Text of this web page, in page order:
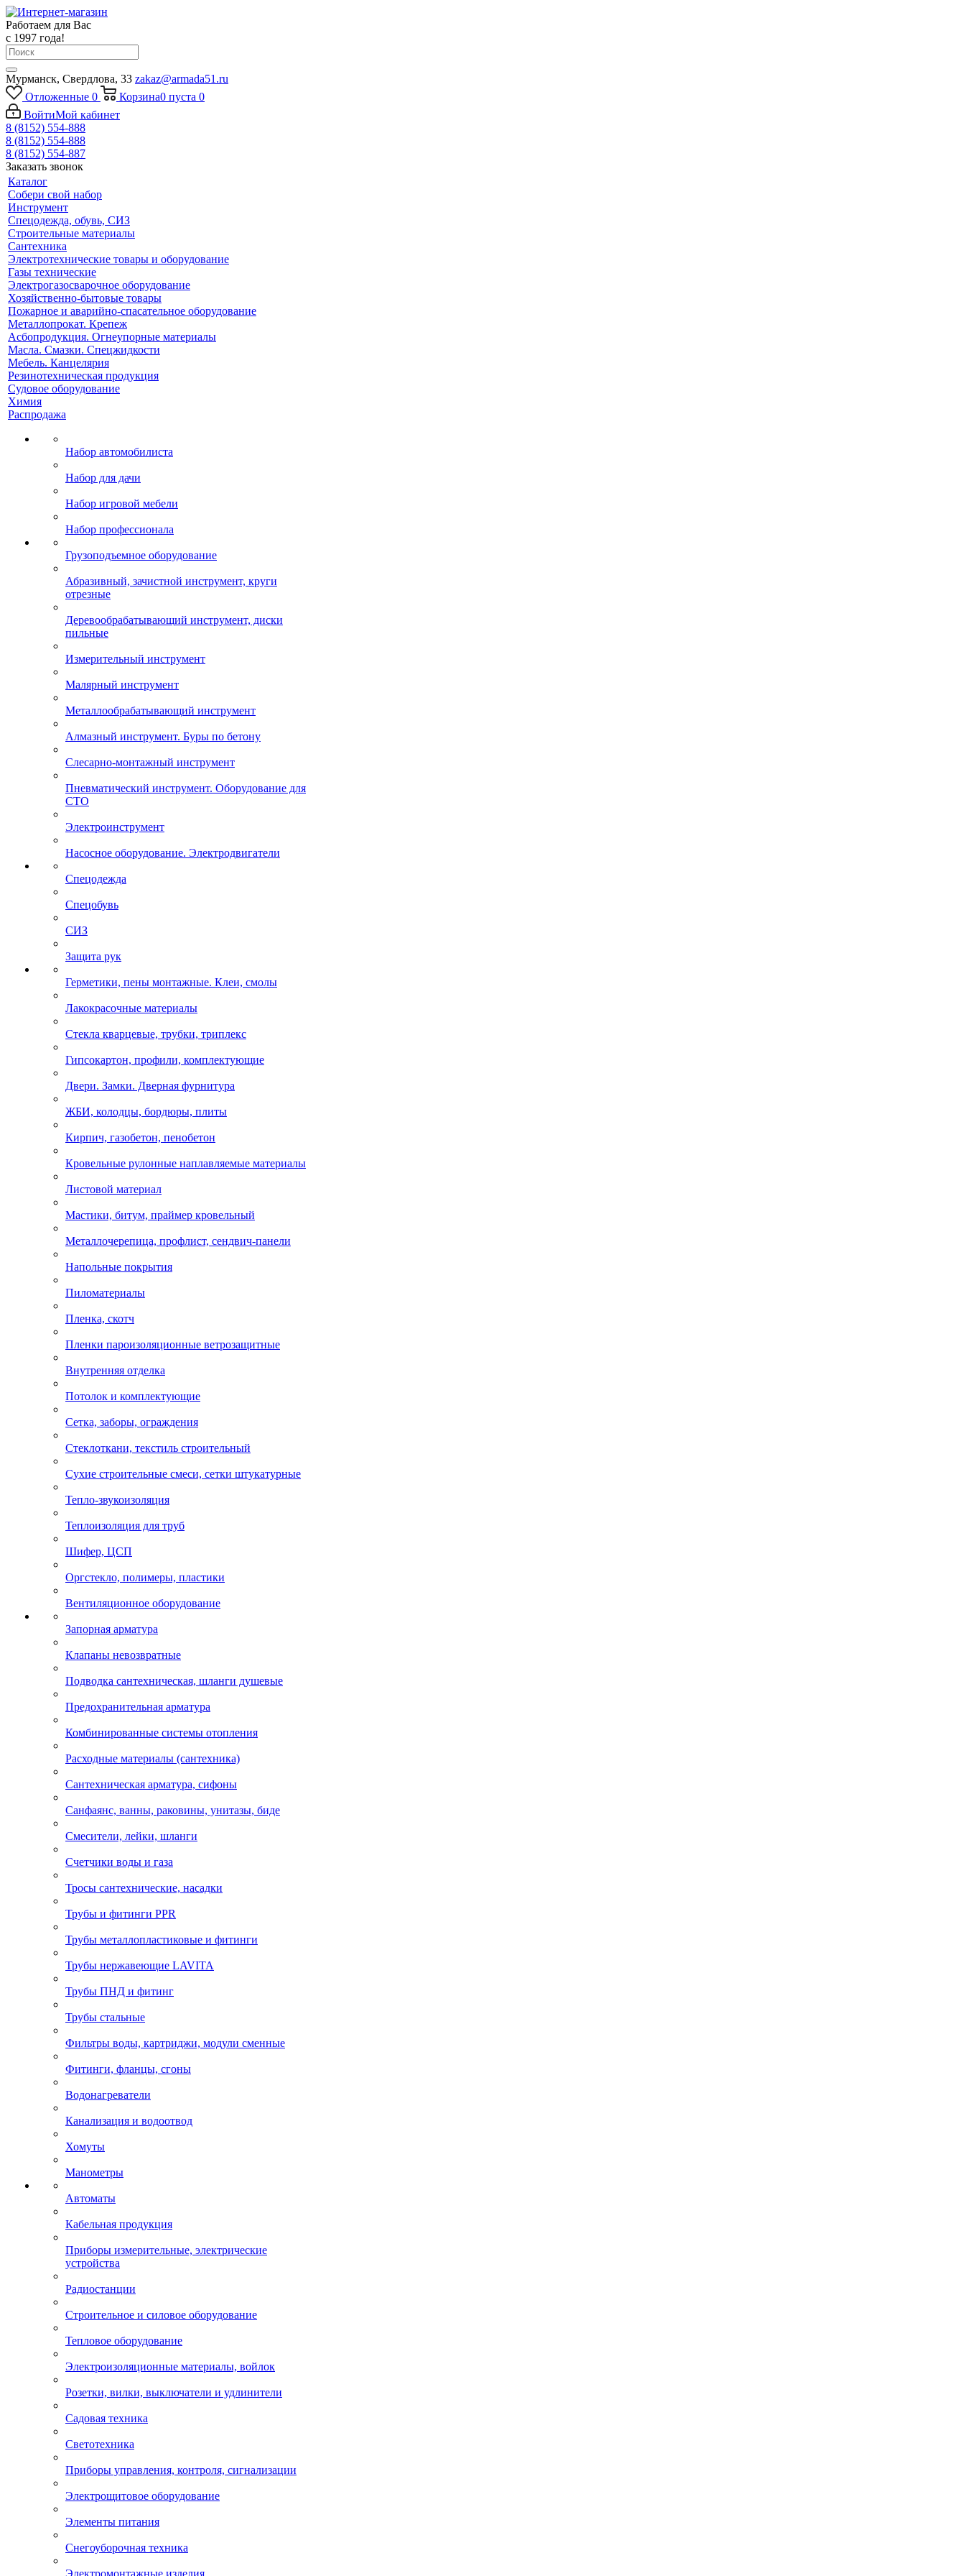
Работаем для Вас
с 1997 года!
Мурманск, Свердлова, 33 zakaz@armada51.ru
Отложенные 0 Корзина0 пуста 0
ВойтиМой кабинет
8 (8152) 554-888
8 (8152) 554-888
8 (8152) 554-887
Заказать звонок
Каталог
Собери свой набор
Инструмент
Спецодежда, обувь, СИЗ
Строительные материалы
Сантехника
Электротехнические товары и оборудование
Газы технические
Электрогазосварочное оборудование
Хозяйственно-бытовые товары
Пожарное и аварийно-спасательное оборудование
Металлопрокат. Крепеж
Асбопродукция. Огнеупорные материалы
Масла. Смазки. Спецжидкости
Мебель. Канцелярия
Резинотехническая продукция
Судовое оборудование
Химия
Распродажа
Набор автомобилиста
Набор для дачи
Набор игровой мебели
Набор профессионала
Грузоподъемное оборудование
Абразивный, зачистной инструмент, круги
отрезные
Деревообрабатывающий инструмент, диски
пильные
Измерительный инструмент
Малярный инструмент
Металлообрабатывающий инструмент
Алмазный инструмент. Буры по бетону
Слесарно-монтажный инструмент
Пневматический инструмент. Оборудование для
СТО
Электроинструмент
Насосное оборудование. Электродвигатели
Спецодежда
Спецобувь
СИЗ
Защита рук
Герметики, пены монтажные. Клеи, смолы
Лакокрасочные материалы
Стекла кварцевые, трубки, триплекс
Гипсокартон, профили, комплектующие
Двери. Замки. Дверная фурнитура
ЖБИ, колодцы, бордюры, плиты
Кирпич, газобетон, пенобетон
Кровельные рулонные наплавляемые материалы
Листовой материал
Мастики, битум, праймер кровельный
Металлочерепица, профлист, сендвич-панели
Напольные покрытия
Пиломатериалы
Пленка, скотч
Пленки пароизоляционные ветрозащитные
Внутренняя отделка
Потолок и комплектующие
Сетка, заборы, ограждения
Стеклоткани, текстиль строительный
Сухие строительные смеси, сетки штукатурные
Тепло-звукоизоляция
Теплоизоляция для труб
Шифер, ЦСП
Оргстекло, полимеры, пластики
Вентиляционное оборудование
Запорная арматура
Клапаны невозвратные
Подводка сантехническая, шланги душевые
Предохранительная арматура
Комбинированные системы отопления
Расходные материалы (сантехника)
Сантехническая арматура, сифоны
Санфаянс, ванны, раковины, унитазы, биде
Смесители, лейки, шланги
Счетчики воды и газа
Тросы сантехнические, насадки
Трубы и фитинги PPR
Трубы металлопластиковые и фитинги
Трубы нержавеющие LAVITA
Трубы ПНД и фитинг
Трубы стальные
Фильтры воды, картриджи, модули сменные
Фитинги, фланцы, сгоны
Водонагреватели
Канализация и водоотвод
Хомуты
Манометры
Автоматы
Кабельная продукция
Приборы измерительные, электрические
устройства
Радиостанции
Строительное и силовое оборудование
Тепловое оборудование
Электроизоляционные материалы, войлок
Розетки, вилки, выключатели и удлинители
Садовая техника
Светотехника
Приборы управления, контроля, сигнализации
Электрощитовое оборудование
Элементы питания
Снегоуборочная техника
Электромонтажные изделия